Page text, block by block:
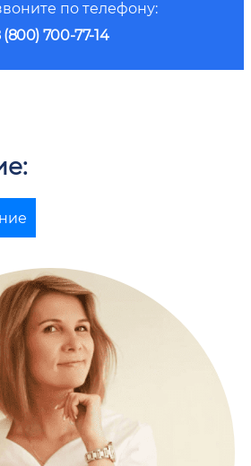
по телефону:
(800) 700-77-14